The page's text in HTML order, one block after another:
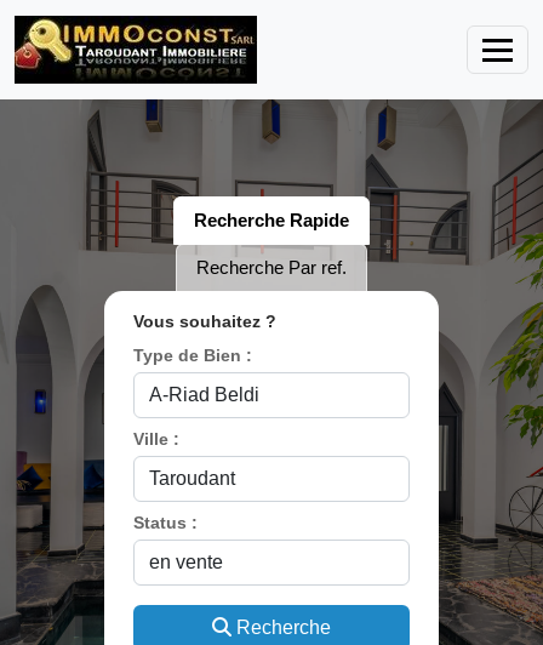
Recherche Rapide
Recherche Par ref.
Vous souhaitez ?
Type de Bien :
Ville :
Status :
Recherche